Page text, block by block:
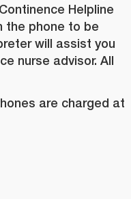
Helpline
the phone to be
will assist you
nurse advisor. All
are charged at